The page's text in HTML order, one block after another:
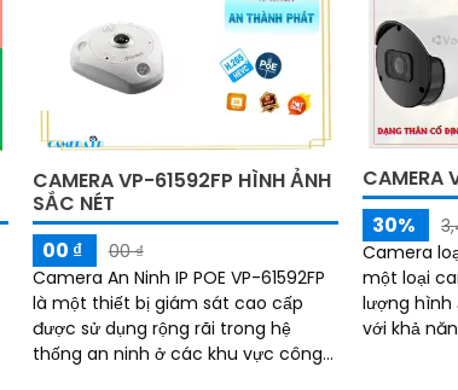
CAMERA VP-61592FP HÌNH ẢNH
SẮC NÉT
00 ₫
00 ₫
Camera An Ninh IP POE VP-61592FP
là một thiết bị giám sát cao cấp
được sử dụng rộng rãi trong hệ
thống an ninh ở các khu vực công
CAMERA
30%
Camera
một loại
lượng hình
với khả